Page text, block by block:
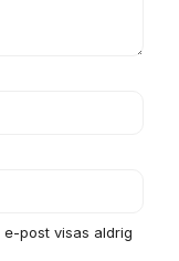
e-post visas aldrig